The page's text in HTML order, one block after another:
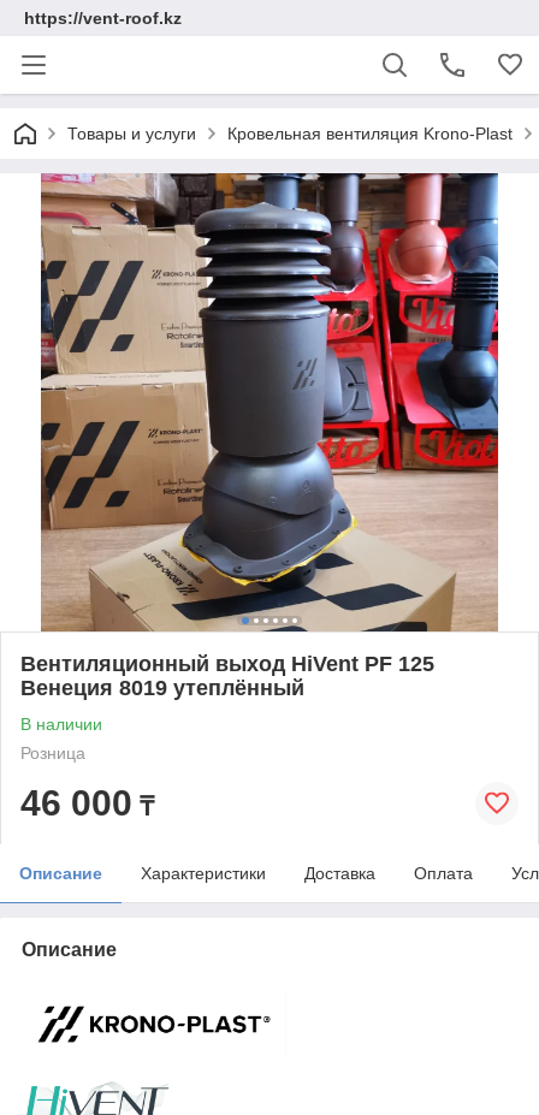
https://vent-roof.kz
Товары и услуги Кровельная вентиляция Krono-Plast
Вентиляционный выход HiVent PF 125
Венеция 8019 утеплённый
В наличии
Розница
46 000 ₸
Описание Характеристики Доставка Оплата
Описание